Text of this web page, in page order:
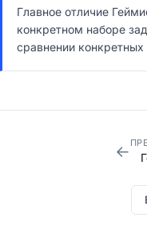
Главное отличие
конкретном наборе
сравнении
←